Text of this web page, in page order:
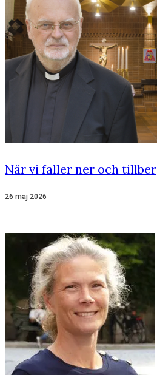
När vi faller ner och tillber
26 maj 2026